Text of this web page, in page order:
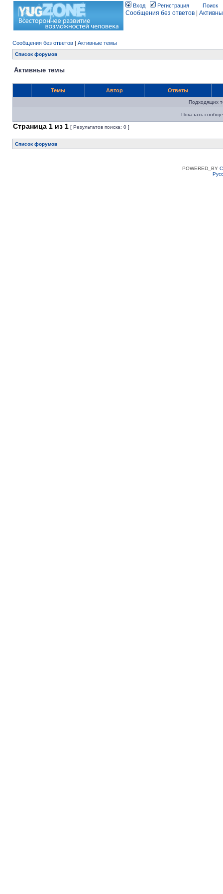
Вход Регистрация Поиск
Сообщения без ответов
Сообщения без ответов | Активные темы
Список форумов
Активные темы
Темы Автор Ответы
Подходящих
Показать
Страница 1 из 1 [ Результатов поиска: 0 ]
Список форумов
POWERED_BY